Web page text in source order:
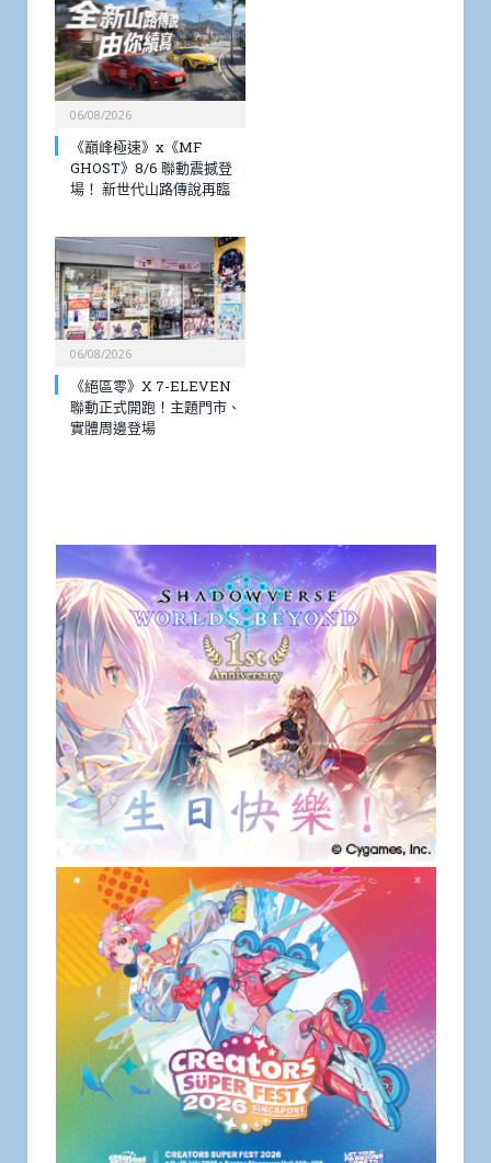
06/08/2026
《巔峰極速》x《MF
GHOST》8/6 聯動震撼登
場！ 新世代山路傳說再臨
06/08/2026
《絕區零》X 7-ELEVEN
聯動正式開跑！主題門市、
實體周邊登場